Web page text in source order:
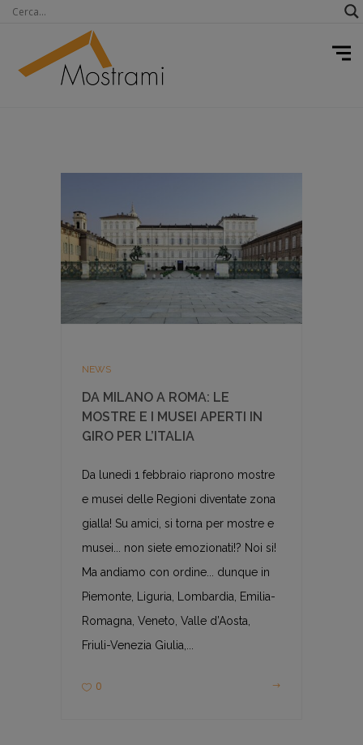
NEWS
DA MILANO A ROMA: LE
MOSTRE E I MUSEI APERTI IN
GIRO PER L’ITALIA
Da lunedì 1 febbraio riaprono mostre
e musei delle Regioni diventate zona
gialla! Su amici, si torna per mostre e
musei... non siete emozionati!? Noi si!
Ma andiamo con ordine... dunque in
Piemonte, Liguria, Lombardia, Emilia-
Romagna, Veneto, Valle d’Aosta,
Friuli-Venezia Giulia,...
0